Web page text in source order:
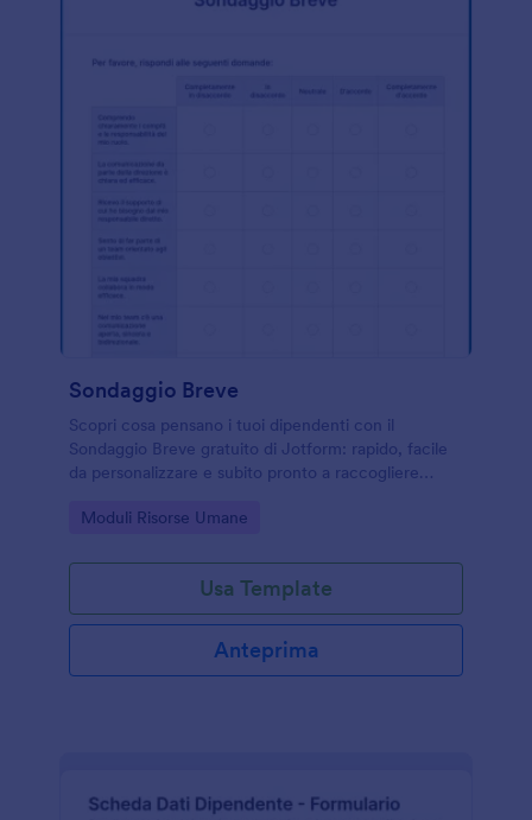
Sondaggio Breve
Scopri cosa pensano i tuoi dipendenti con il
Sondaggio Breve gratuito di Jotform: rapido, facile
da personalizzare e subito pronto a raccogliere
Go to Category:
Moduli Risorse Umane
Usa Template
Anteprima